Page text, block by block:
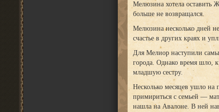
Мелюзина хотела оставить
больше не возвращался.
Мелюзина несколько дней
счастье в других краях и
Для Мелиор наступили
города. Однако время шло,
младшую сестру.
Несколько месяцев ушло на
примириться с семьей —
нашла на Авалоне. В ней